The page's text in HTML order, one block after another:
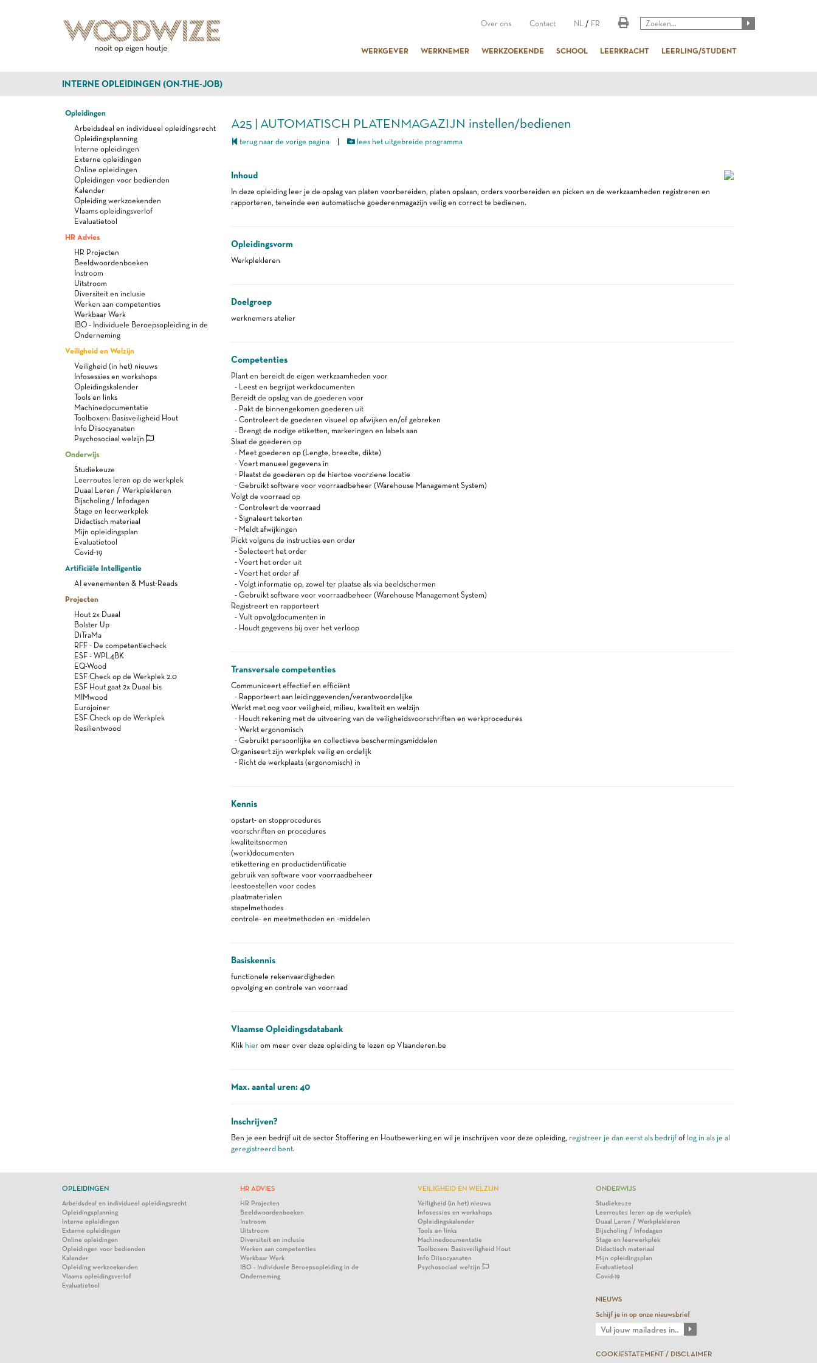
Over ons Contact NL / FR
WERKGEVER WERKNEMER WERKZOEKENDE SCHOOL LEERKRACHT LEERLING/STUDENT
INTERNE OPLEIDINGEN (ON-THE-JOB)
Opleidingen
Arbeidsdeal en individueel opleidingsrecht
Opleidingsplanning
Interne opleidingen
Externe opleidingen
Online opleidingen
Opleidingen voor bedienden
Kalender
Opleiding werkzoekenden
Vlaams opleidingsverlof
Evaluatietool
HR Advies
HR Projecten
Beeldwoordenboeken
Instroom
Uitstroom
Diversiteit en inclusie
Werken aan competenties
Werkbaar Werk
IBO - Individuele Beroepsopleiding in de
Onderneming
Veiligheid en Welzijn
Veiligheid (in het) nieuws
Infosessies en workshops
Opleidingskalender
Tools en links
Machinedocumentatie
Toolboxen: Basisveiligheid Hout
Info Diisocyanaten
Psychosociaal welzijn
Onderwijs
Studiekeuze
Leerroutes leren op de werkplek
Duaal Leren / Werkplekleren
Bijscholing / Infodagen
Stage en leerwerkplek
Didactisch materiaal
Mijn opleidingsplan
Evaluatietool
Covid-19
Artificiële Intelligentie
AI evenementen & Must-Reads
Projecten
Hout 2x Duaal
Bolster Up
DiTraMa
RFF - De competentiecheck
ESF - WPL4BK
EQ-Wood
ESF Check op de Werkplek 2.0
ESF Hout gaat 2x Duaal bis
MIMwood
Eurojoiner
ESF Check op de Werkplek
Resilientwood
A25 | AUTOMATISCH PLATENMAGAZIJN instellen/bedienen
terug naar de vorige pagina| lees het uitgebreide programma
Inhoud
In deze opleiding leer je de opslag van platen voorbereiden, platen opslaan, orders voorbereiden en picken en de werkzaamheden registreren en
rapporteren, teneinde een automatische goederenmagazijn veilig en correct te bedienen.
Opleidingsvorm
Werkplekleren
Doelgroep
werknemers atelier
Competenties
Plant en bereidt de eigen werkzaamheden voor
- Leest en begrijpt werkdocumenten
Bereidt de opslag van de goederen voor
- Pakt de binnengekomen goederen uit
- Controleert de goederen visueel op afwijken en/of gebreken
- Brengt de nodige etiketten, markeringen en labels aan
Slaat de goederen op
- Meet goederen op (Lengte, breedte, dikte)
- Voert manueel gegevens in
- Plaatst de goederen op de hiertoe voorziene locatie
- Gebruikt software voor voorraadbeheer (Warehouse Management System)
Volgt de voorraad op
- Controleert de voorraad
- Signaleert tekorten
- Meldt afwijkingen
Pickt volgens de instructies een order
- Selecteert het order
- Voert het order uit
- Voert het order af
- Volgt informatie op, zowel ter plaatse als via beeldschermen
- Gebruikt software voor voorraadbeheer (Warehouse Management System)
Registreert en rapporteert
- Vult opvolgdocumenten in
- Houdt gegevens bij over het verloop
Transversale competenties
Communiceert effectief en efficiënt
- Rapporteert aan leidinggevenden/verantwoordelijke
Werkt met oog voor veiligheid, milieu, kwaliteit en welzijn
- Houdt rekening met de uitvoering van de veiligheidsvoorschriften en werkprocedures
- Werkt ergonomisch
- Gebruikt persoonlijke en collectieve beschermingsmiddelen
Organiseert zijn werkplek veilig en ordelijk
- Richt de werkplaats (ergonomisch) in
Kennis
opstart- en stopprocedures
voorschriften en procedures
kwaliteitsnormen
(werk)documenten
etikettering en productidentificatie
gebruik van software voor voorraadbeheer
leestoestellen voor codes
plaatmaterialen
stapelmethodes
controle- en meetmethoden en -middelen
Basiskennis
functionele rekenvaardigheden
opvolging en controle van voorraad
Vlaamse Opleidingsdatabank
Klik hierom meer over deze opleiding te lezen op Vlaanderen.be
Max. aantal uren: 40
Inschrijven?
Ben je een bedrijf uit de sector Stoffering en Houtbewerking en wil je inschrijven voor deze opleiding, registreer je dan eerst als bedrijfof log in als je al
geregistreerd bent.
OPLEIDINGEN
Arbeidsdeal en individueel opleidingsrecht
Opleidingsplanning
Interne opleidingen
Externe opleidingen
Online opleidingen
Opleidingen voor bedienden
Kalender
Opleiding werkzoekenden
Vlaams opleidingsverlof
Evaluatietool
HR ADVIES
HR Projecten
Beeldwoordenboeken
Instroom
Uitstroom
Diversiteit en inclusie
Werken aan competenties
Werkbaar Werk
IBO - Individuele Beroepsopleiding in de
Onderneming
VEILIGHEID EN WELZIJN
Veiligheid (in het) nieuws
Infosessies en workshops
Opleidingskalender
Tools en links
Machinedocumentatie
Toolboxen: Basisveiligheid Hout
Info Diisocyanaten
Psychosociaal welzijn
ONDERWIJS
Studiekeuze
Leerroutes leren op de werkplek
Duaal Leren / Werkplekleren
Bijscholing / Infodagen
Stage en leerwerkplek
Didactisch materiaal
Mijn opleidingsplan
Evaluatietool
Covid-19
NIEUWS
Schijf je in op onze nieuwsbrief
COOKIESTATEMENT / DISCLAIMER